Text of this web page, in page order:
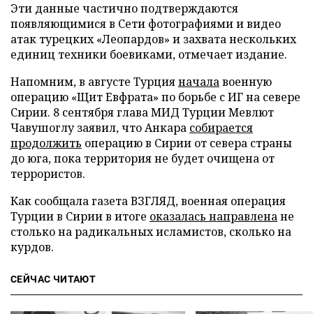
Эти данные частично подтверждаются
появляющимися в Сети фотографиями и видео
атак турецких «Леопардов» и захвата нескольких
единиц техники боевиками, отмечает издание.
Напомним, в августе Турцияначалавоенную
операцию «Щит Евфрата» по борьбе с ИГ на севере
Сирии. 8 сентября глава МИД Турции Мевлют
Чавушоглу заявил, что Анкара собирается
продолжить операцию в Сирии от севера страны
до юга, пока территория не будет очищена от
террористов.
Как сообщала газета ВЗГЛЯД, военная операция
Турции в Сирии в итоге оказалась направленане
столько на радикальных исламистов, сколько на
курдов.
СЕЙЧАС ЧИТАЮТ